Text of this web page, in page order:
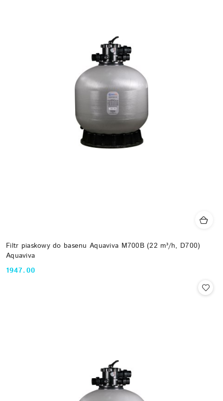
Filtr piaskowy do basenu Aquaviva M700B (22 m³/h, D700)
Aquaviva
Cena:
1947.00